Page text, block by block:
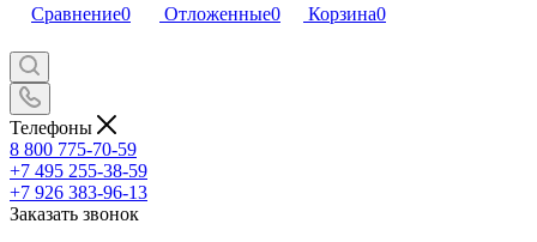
Сравнение0 Отложенные0 Корзина0
Телефоны
8 800 775-70-59
+7 495 255-38-59
+7 926 383-96-13
Заказать звонок